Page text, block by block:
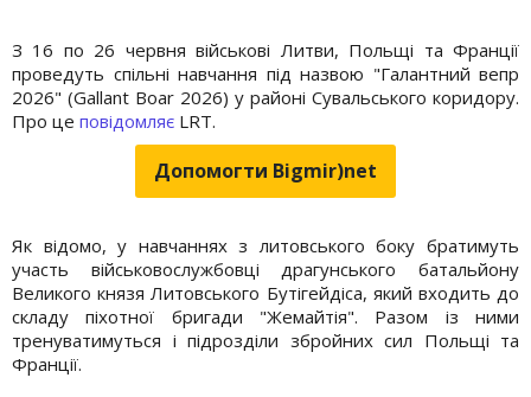
З 16 по 26 червня військові Литви, Польщі та Франції
проведуть спільні навчання під назвою "Галантний вепр
2026" (Gallant Boar 2026) у районі Сувальського коридору.
Про це повідомляє LRT.
Допомогти Bigmir)net
Як відомо, у навчаннях з литовського боку братимуть
участь військовослужбовці драгунського батальйону
Великого князя Литовського Бутігейдіса, який входить до
складу піхотної бригади "Жемайтія". Разом із ними
тренуватимуться і підрозділи збройних сил Польщі та
Франції.